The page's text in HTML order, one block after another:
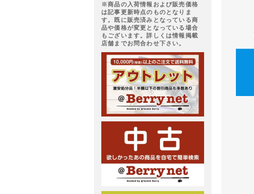
※商品の入荷情報および販売価格
は記事更新時点のものとなりま
す。既に販売済みとなっている商
品や価格が変更となっている場合
もございます。詳しくは情報掲載
店舗までお問合わせ下さい。